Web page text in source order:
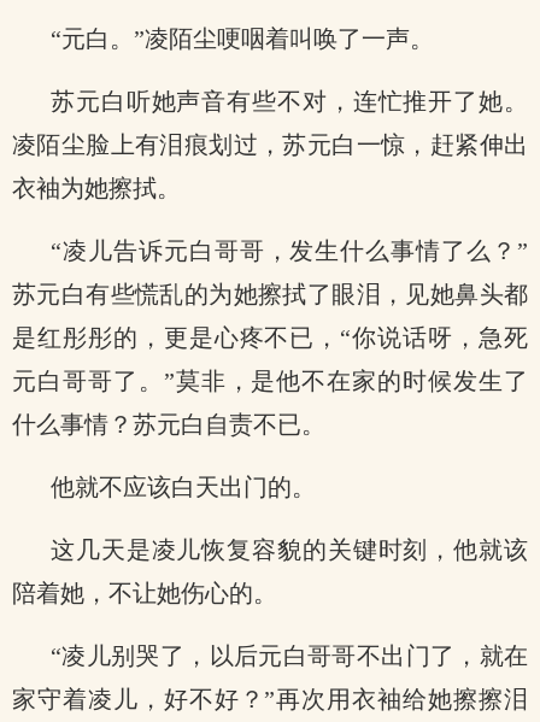
“元白。”凌陌尘哽咽着叫唤了一声。
苏元白听她声音有些不对，连忙推开了她。
凌陌尘脸上有泪痕划过，苏元白一惊，赶紧伸出
衣袖为她擦拭。
“凌儿告诉元白哥哥，发生什么事情了么？”
苏元白有些慌乱的为她擦拭了眼泪，见她鼻头都
是红彤彤的，更是心疼不已，“你说话呀，急死
元白哥哥了。”莫非，是他不在家的时候发生了
什么事情？苏元白自责不已。
他就不应该白天出门的。
这几天是凌儿恢复容貌的关键时刻，他就该
陪着她，不让她伤心的。
“凌儿别哭了，以后元白哥哥不出门了，就在
家守着凌儿，好不好？”再次用衣袖给她擦擦泪